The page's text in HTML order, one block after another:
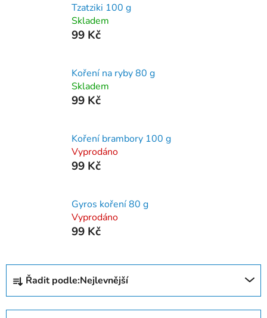
Tzatziki 100 g
Skladem
99 Kč
Koření na ryby 80 g
Skladem
99 Kč
Koření brambory 100 g
Vyprodáno
99 Kč
Gyros koření 80 g
Vyprodáno
99 Kč
z
Řadit podle:Nejlevnější